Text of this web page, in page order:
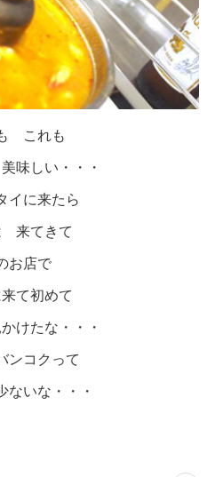
これも
味しい・・・
に来たら
来てきて
お店で
て初めて
けたな・・・
ンコクって
いな・・・